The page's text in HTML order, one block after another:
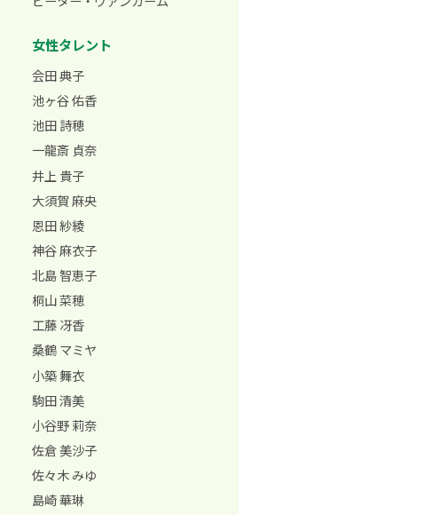
女性タレント
会田 典子
池ヶ谷 佑香
池田 詩穂
一龍斎 貞奈
井上 貴子
大須賀 麻央
恩田 紗綾
神谷 麻衣子
北島 智恵子
桐山 菜穂
工藤 冴香
桑鶴 マミヤ
小築 舞衣
駒田 清美
小谷野 莉奈
佐倉 美沙子
佐々木 みゆ
島崎 華琳